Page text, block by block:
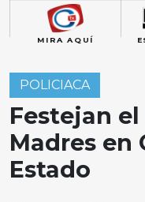
MIRA AQUÍ
POLICIACA
Festejan
Madres en
Estado